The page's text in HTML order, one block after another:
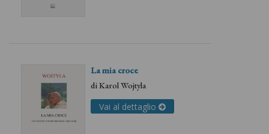
La mia croce
diKarol Wojtyla
Vai al dettaglio